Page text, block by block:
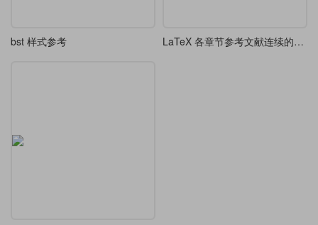
bst 样式参考 LaTeX 各章节参考文献连续的方法